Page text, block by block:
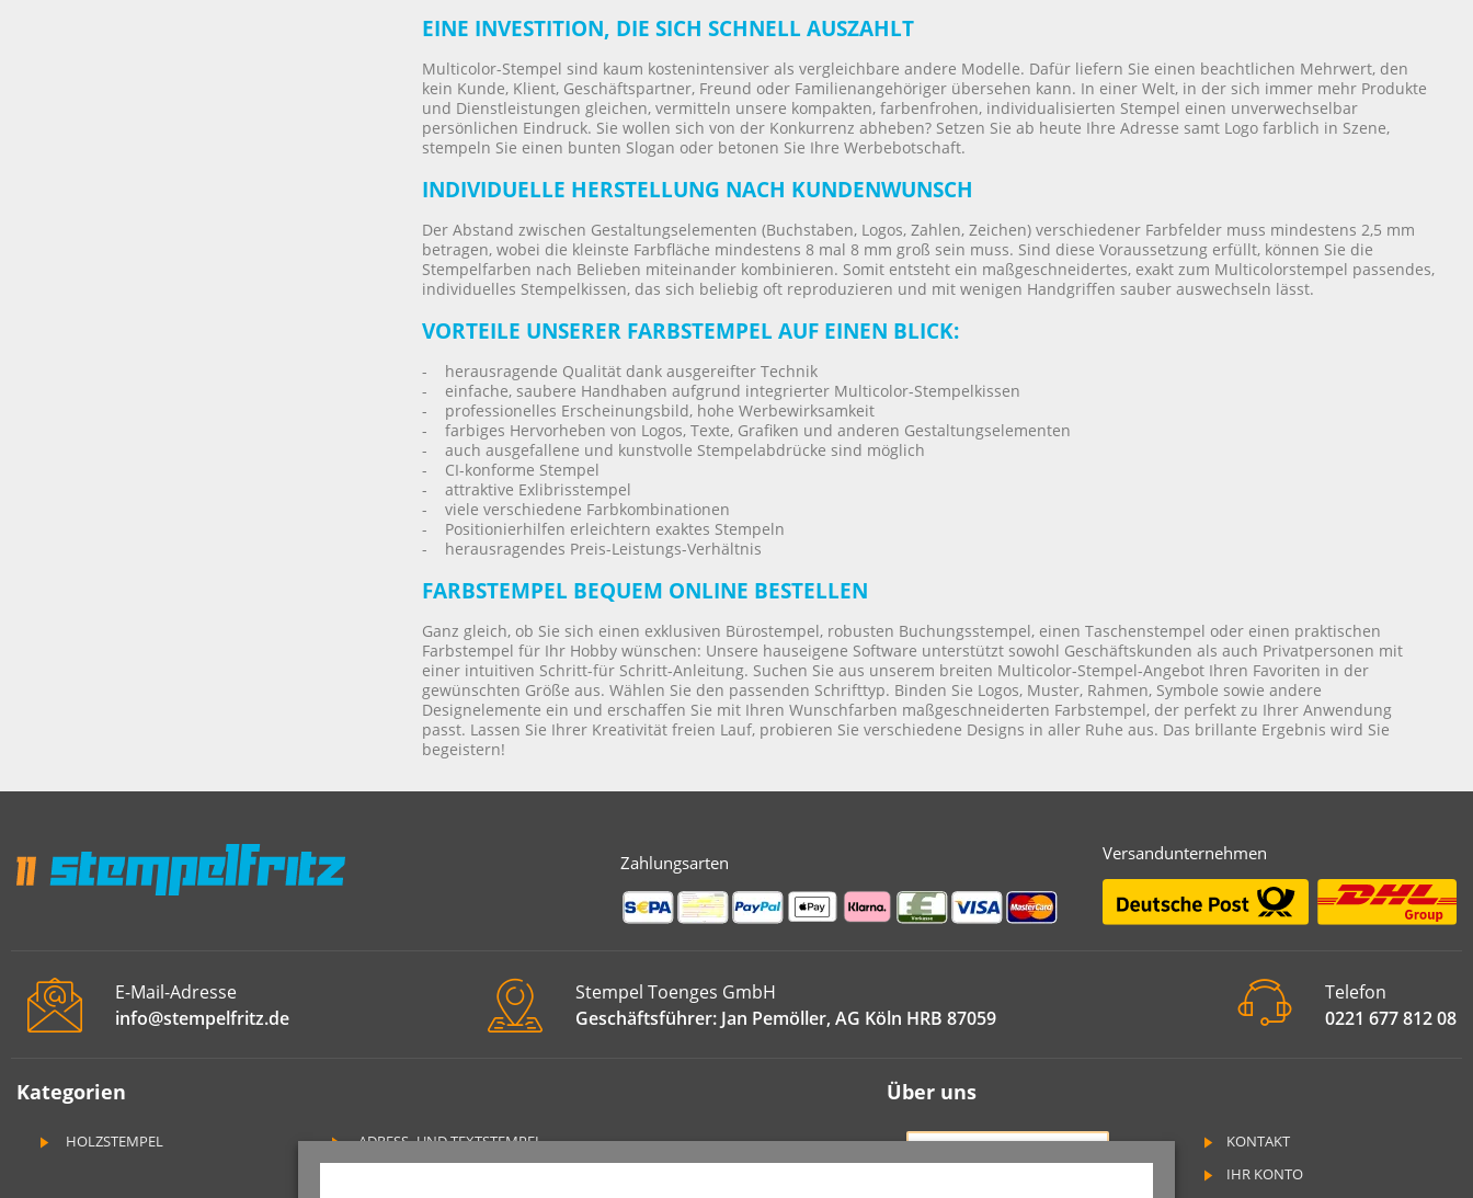
EINE INVESTITION, DIE SICH SCHNELL AUSZAHLT
Multicolor-Stempel sind kaum kostenintensiver als vergleichbare andere Modelle. Dafür liefern Sie einen beachtlichen Mehrwert, den
kein Kunde, Klient, Geschäftspartner, Freund oder Familienangehöriger übersehen kann. In einer Welt, in der sich immer mehr Produkte
und Dienstleistungen gleichen, vermitteln unsere kompakten, farbenfrohen, individualisierten Stempel einen unverwechselbar
persönlichen Eindruck. Sie wollen sich von der Konkurrenz abheben? Setzen Sie ab heute Ihre Adresse samt Logo farblich in Szene,
stempeln Sie einen bunten Slogan oder betonen Sie Ihre Werbebotschaft.
INDIVIDUELLE HERSTELLUNG NACH KUNDENWUNSCH
Der Abstand zwischen Gestaltungselementen (Buchstaben, Logos, Zahlen, Zeichen) verschiedener Farbfelder muss mindestens 2,5 mm
betragen, wobei die kleinste Farbfläche mindestens 8 mal 8 mm groß sein muss. Sind diese Voraussetzung erfüllt, können Sie die
Stempelfarben nach Belieben miteinander kombinieren. Somit entsteht ein maßgeschneidertes, exakt zum Multicolorstempel passendes,
individuelles Stempelkissen, das sich beliebig oft reproduzieren und mit wenigen Handgriffen sauber auswechseln lässt.
VORTEILE UNSERER FARBSTEMPEL AUF EINEN BLICK:
- herausragende Qualität dank ausgereifter Technik
- einfache, saubere Handhaben aufgrund integrierter Multicolor-Stempelkissen
- professionelles Erscheinungsbild, hohe Werbewirksamkeit
- farbiges Hervorheben von Logos, Texte, Grafiken und anderen Gestaltungselementen
- auch ausgefallene und kunstvolle Stempelabdrücke sind möglich
- CI-konforme Stempel
- attraktive Exlibrisstempel
- viele verschiedene Farbkombinationen
- Positionierhilfen erleichtern exaktes Stempeln
- herausragendes Preis-Leistungs-Verhältnis
FARBSTEMPEL BEQUEM ONLINE BESTELLEN
Ganz gleich, ob Sie sich einen exklusiven Bürostempel, robusten Buchungsstempel, einen Taschenstempel oder einen praktischen
Farbstempel für Ihr Hobby wünschen: Unsere hauseigene Software unterstützt sowohl Geschäftskunden als auch Privatpersonen mit
einer intuitiven Schritt-für Schritt-Anleitung. Suchen Sie aus unserem breiten Multicolor-Stempel-Angebot Ihren Favoriten in der
gewünschten Größe aus. Wählen Sie den passenden Schrifttyp. Binden Sie Logos, Muster, Rahmen, Symbole sowie andere
Designelemente ein und erschaffen Sie mit Ihren Wunschfarben maßgeschneiderten Farbstempel, der perfekt zu Ihrer Anwendung
passt. Lassen Sie Ihrer Kreativität freien Lauf, probieren Sie verschiedene Designs in aller Ruhe aus. Das brillante Ergebnis wird Sie
begeistern!
Zahlungsarten Versandunternehmen
E-Mail-Adresse
info@stempelfritz.de
Stempel Toenges GmbH
Geschäftsführer: Jan Pemöller, AG Köln HRB 87059
Telefon
0221 677 812 08
Kategorien
HOLZSTEMPEL ADRESS- UND TEXTSTEMPEL
Über uns
VERTRAG WIDERRUFEN
KONTAKT
IHR KONTO